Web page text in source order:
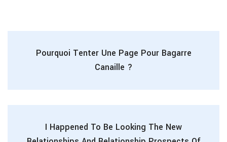
Pourquoi Tenter Une Page Pour Bagarre
Canaille ?
I Happened To Be Looking The New